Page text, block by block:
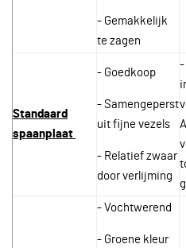
- Gemakkelijk
te zagen
Standaard
spaanplaat
- Goedkoop
- Samengeperst
uit fijne vezels
- Relatief zwaar
door verlijming
-
- Vochtwerend
- Groene kleur